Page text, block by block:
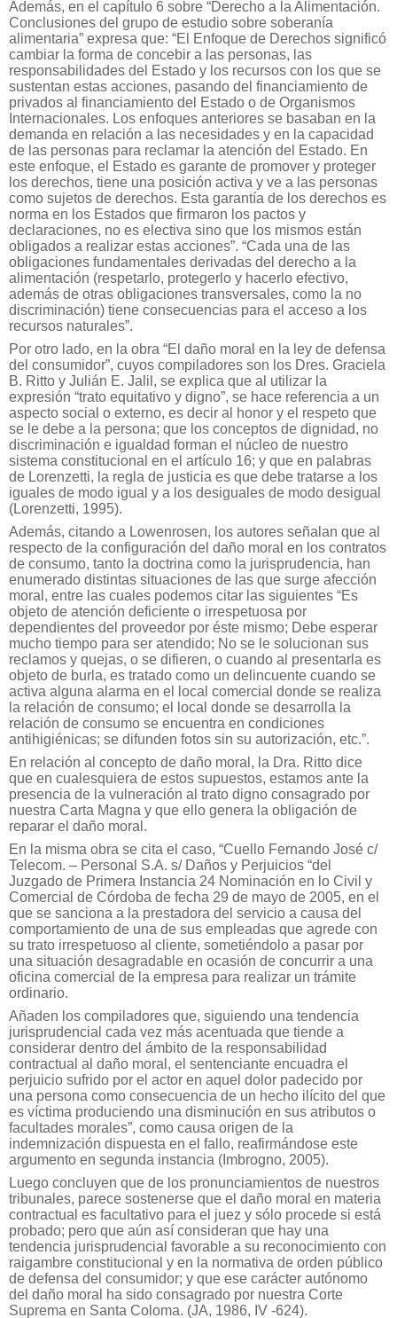
Además, en el capítulo 6 sobre “Derecho a la Alimentación.
Conclusiones del grupo de estudio sobre soberanía
alimentaria” expresa que: “El Enfoque de Derechos significó
cambiar la forma de concebir a las personas, las
responsabilidades del Estado y los recursos con los que se
sustentan estas acciones, pasando del financiamiento de
privados al financiamiento del Estado o de Organismos
Internacionales. Los enfoques anteriores se basaban en la
demanda en relación a las necesidades y en la capacidad
de las personas para reclamar la atención del Estado. En
este enfoque, el Estado es garante de promover y proteger
los derechos, tiene una posición activa y ve a las personas
como sujetos de derechos. Esta garantía de los derechos es
norma en los Estados que firmaron los pactos y
declaraciones, no es electiva sino que los mismos están
obligados a realizar estas acciones”. “Cada una de las
obligaciones fundamentales derivadas del derecho a la
alimentación (respetarlo, protegerlo y hacerlo efectivo,
además de otras obligaciones transversales, como la no
discriminación) tiene consecuencias para el acceso a los
recursos naturales”.
Por otro lado, en la obra “El daño moral en la ley de defensa
del consumidor”, cuyos compiladores son los Dres. Graciela
B. Ritto y Julián E. Jalil, se explica que al utilizar la
expresión “trato equitativo y digno”, se hace referencia a un
aspecto social o externo, es decir al honor y el respeto que
se le debe a la persona; que los conceptos de dignidad, no
discriminación e igualdad forman el núcleo de nuestro
sistema constitucional en el artículo 16; y que en palabras
de Lorenzetti, la regla de justicia es que debe tratarse a los
iguales de modo igual y a los desiguales de modo desigual
(Lorenzetti, 1995).
Además, citando a Lowenrosen, los autores señalan que al
respecto de la configuración del daño moral en los contratos
de consumo, tanto la doctrina como la jurisprudencia, han
enumerado distintas situaciones de las que surge afección
moral, entre las cuales podemos citar las siguientes “Es
objeto de atención deficiente o irrespetuosa por
dependientes del proveedor por éste mismo; Debe esperar
mucho tiempo para ser atendido; No se le solucionan sus
reclamos y quejas, o se difieren, o cuando al presentarla es
objeto de burla, es tratado como un delincuente cuando se
activa alguna alarma en el local comercial donde se realiza
la relación de consumo; el local donde se desarrolla la
relación de consumo se encuentra en condiciones
antihigiénicas; se difunden fotos sin su autorización, etc.”.
En relación al concepto de daño moral, la Dra. Ritto dice
que en cualesquiera de estos supuestos, estamos ante la
presencia de la vulneración al trato digno consagrado por
nuestra Carta Magna y que ello genera la obligación de
reparar el daño moral.
En la misma obra se cita el caso, “Cuello Fernando José c/
Telecom. – Personal S.A. s/ Daños y Perjuicios “del
Juzgado de Primera Instancia 24 Nominación en lo Civil y
Comercial de Córdoba de fecha 29 de mayo de 2005, en el
que se sanciona a la prestadora del servicio a causa del
comportamiento de una de sus empleadas que agrede con
su trato irrespetuoso al cliente, sometiéndolo a pasar por
una situación desagradable en ocasión de concurrir a una
oficina comercial de la empresa para realizar un trámite
ordinario.
Añaden los compiladores que, siguiendo una tendencia
jurisprudencial cada vez más acentuada que tiende a
considerar dentro del ámbito de la responsabilidad
contractual al daño moral, el sentenciante encuadra el
perjuicio sufrido por el actor en aquel dolor padecido por
una persona como consecuencia de un hecho ilícito del que
es víctima produciendo una disminución en sus atributos o
facultades morales”, como causa origen de la
indemnización dispuesta en el fallo, reafirmándose este
argumento en segunda instancia (Imbrogno, 2005).
Luego concluyen que de los pronunciamientos de nuestros
tribunales, parece sostenerse que el daño moral en materia
contractual es facultativo para el juez y sólo procede si está
probado; pero que aún así consideran que hay una
tendencia jurisprudencial favorable a su reconocimiento con
raigambre constitucional y en la normativa de orden público
de defensa del consumidor; y que ese carácter autónomo
del daño moral ha sido consagrado por nuestra Corte
Suprema en Santa Coloma. (JA, 1986, IV -624).